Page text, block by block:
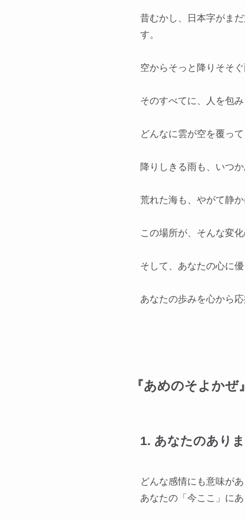
昔むかし、日本字がま
す。
空からそっと降りそそ
そのすべてに、人を包
どんなに雲が空を覆っ
降りしきる雨も、いつ
荒れた海も、やがて静
この場所が、そんな変
そして、あなたの心に
あなたの歩みを心から応
『あめのそよか
1. あなたのあり
どんな感情にも意味が
あなたの「今ここ」に